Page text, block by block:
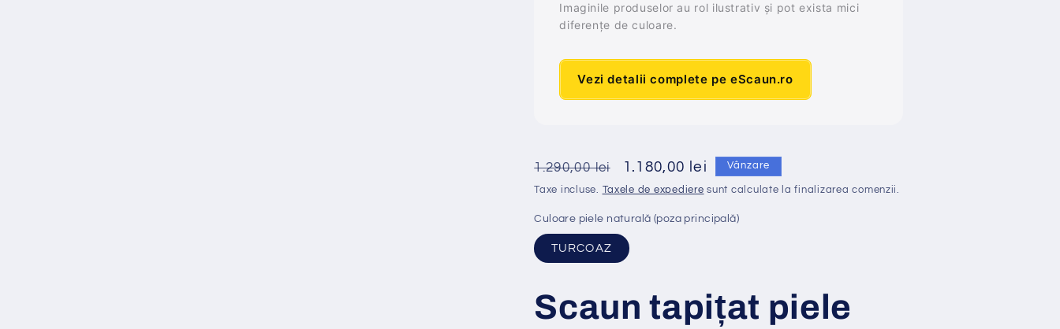
Imaginile produselor au rol ilustrativ și pot exista mici
diferențe de culoare.
Vezi detalii complete pe eScaun.ro
Preț
obișnuit
1.290,00 lei
Preț
redus
1.180,00 lei Vânzare
Taxe incluse. Taxele de expediere sunt calculate la finalizarea comenzii.
Culoare piele naturală (poza principală)
TURCOAZ
Scaun tapițat piele